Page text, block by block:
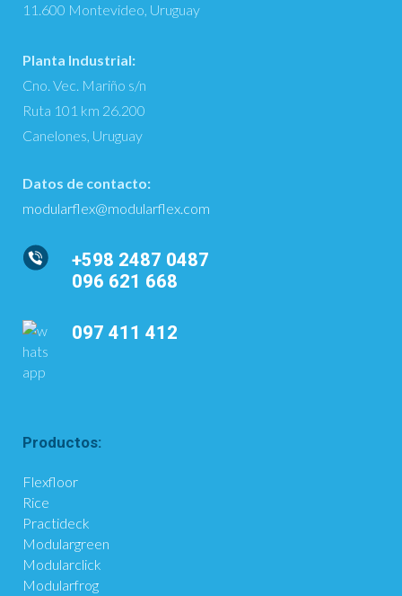
11.600 Montevideo, Uruguay
Planta Industrial:
Cno. Vec. Mariño s/n
Ruta 101 km 26.200
Canelones, Uruguay
Datos de contacto:
modularflex@modularflex.com
+598 2487 0487
096 621 668
097 411 412
Productos:
Flexfloor
Rice
Practideck
Modulargreen
Modularclick
Modularfrog